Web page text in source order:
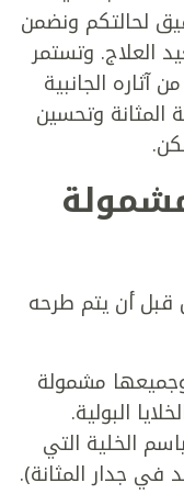
لحالتكم ونضمن
العلاج. وتستمر
آثاره الجانبية
المثانة وتحسين
قبل أن يتم طرحه
مشمولة
البولية.
الخلية التي
في جدار المثانة).